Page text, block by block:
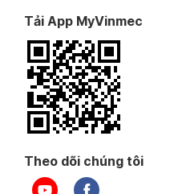
Tải App MyVinmec
Theo dõi chúng tôi